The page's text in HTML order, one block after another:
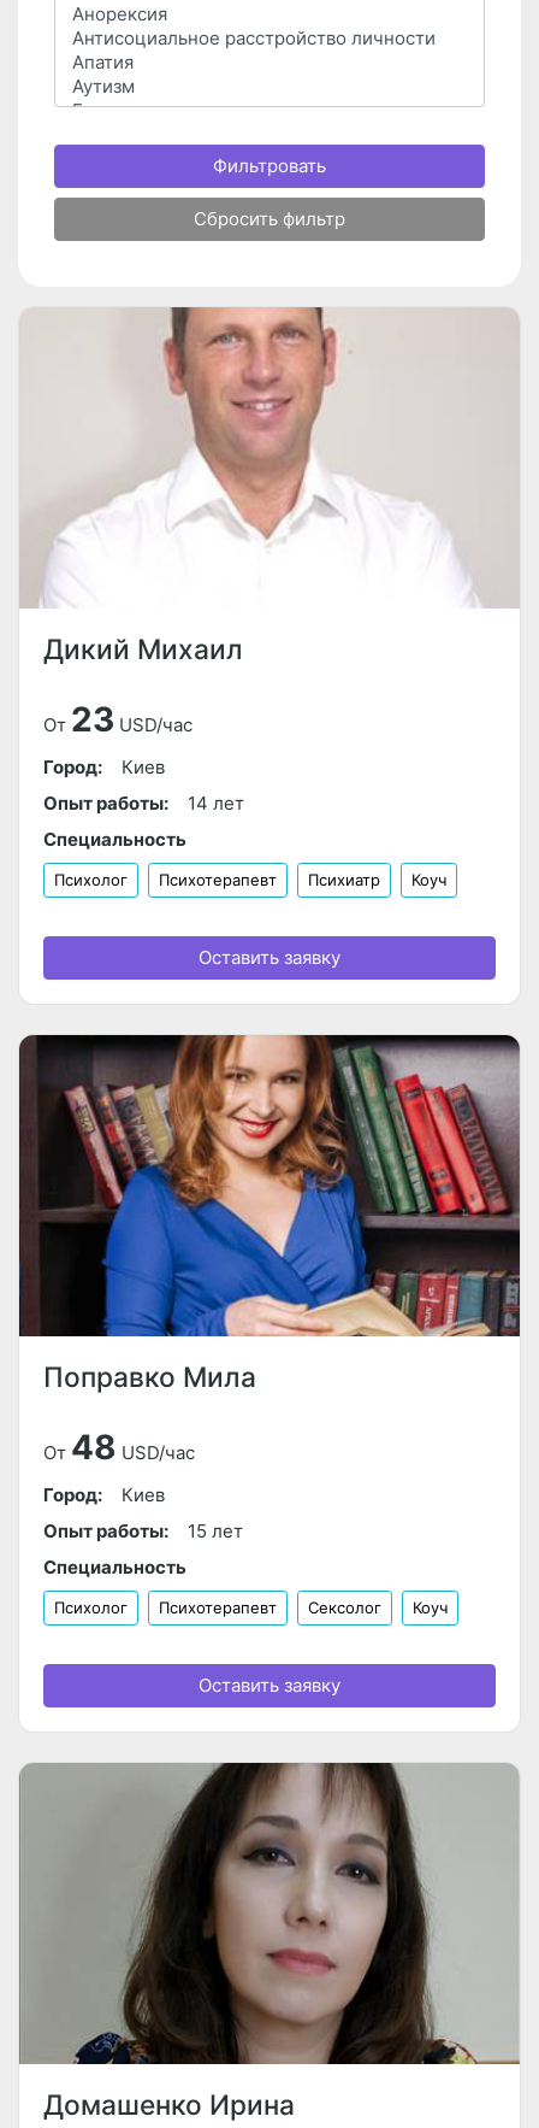
Фильтровать
Сбросить фильтр
Дикий Михаил
От 23 USD/час
Город:
Киев
Опыт работы:
14 лет
Специальность
Психолог Психотерапевт Психиатр Коуч
Оставить заявку
Поправко Мила
От 48 USD/час
Город:
Киев
Опыт работы:
15 лет
Специальность
Психолог Психотерапевт Сексолог Коуч
Оставить заявку
Домашенко Ирина